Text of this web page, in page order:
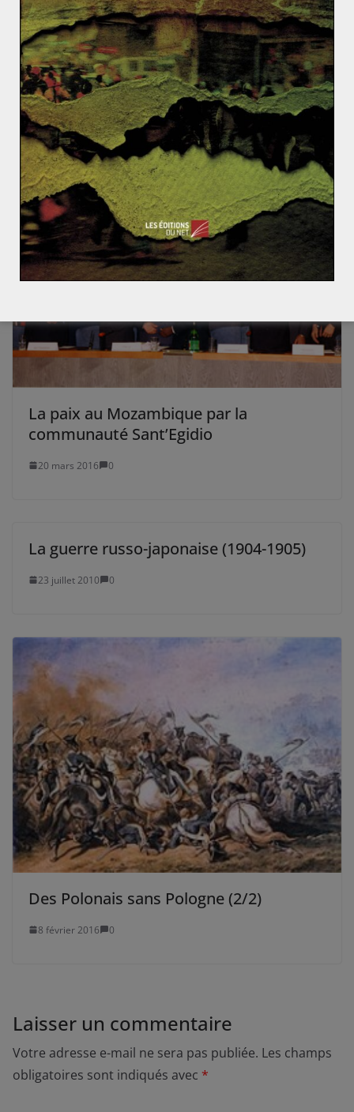
Trois pièges à éviter sur les manifestations dans les
pays musulmans : et si elles n’étaient pas antiaméric
aines?
Corée du Sud : Le changement, c’est maintenant ?
La paix au Mozambique par la
communauté Sant’Egidio
20 mars 2016 0
La guerre russo-japonaise (1904-1905)
23 juillet 2010 0
Des Polonais sans Pologne (2/2)
8 février 2016 0
Laisser un commentaire
Votre adresse e-mail ne sera pas publiée. Les champs
obligatoires sont indiqués avec *